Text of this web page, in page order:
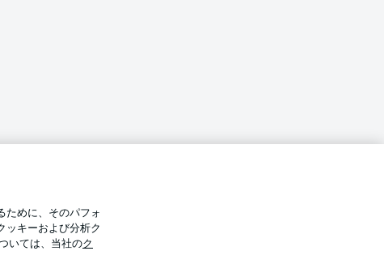
Display Mode
条件
ために、そのパフォ
ッキーおよび分析ク
いては、当社のク